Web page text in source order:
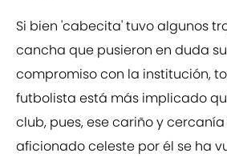
Si bien 'cabecita' tuvo algunos
cancha que pusieron en duda
compromiso con la institución,
futbolista está más implicado
club, pues, ese cariño y
aficionado celeste por él se ha